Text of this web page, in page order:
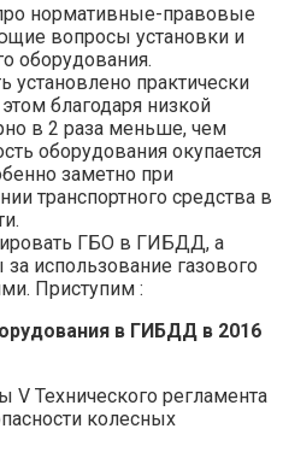
нормативные-правовые
вопросы установки и
оборудования.
установлено практически
благодаря низкой
в 2 раза меньше, чем
оборудования окупается
заметно при
транспортного средства в
ГБО в ГИБДД, а
использование газового
Приступим :
в ГИБДД в 2016
V Технического регламента
колесных